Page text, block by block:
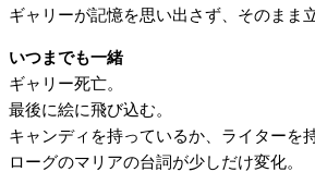
ギャリーが記憶を思い出さず、そのまま
いつまでも一緒
ギャリー死亡。
最後に絵に飛び込む。
キャンディを持っているか、ライターを
ローグのマリアの台詞が少しだけ変化。